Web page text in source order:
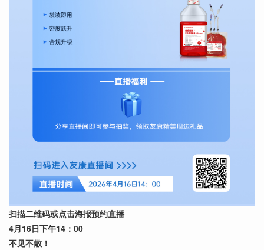
扫描二维码或点击海报预约直播
4月16日下午14：00
不见不散！